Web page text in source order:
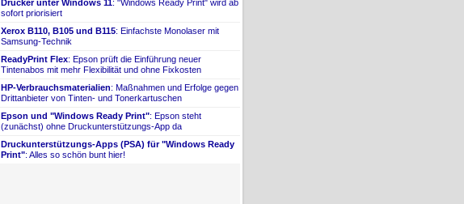
Drucker unter Windows 11: "Windows Ready Print" wird ab
sofort priorisiert
Xerox B110, B105 und B115: Einfachste Monolaser mit
Samsung-​Technik
ReadyPrint Flex: Epson prüft die Einführung neuer
Tintenabos mit mehr Flexibilität und ohne Fixkosten
HP-​Verbrauchsmaterialien: Maßnahmen und Erfolge gegen
Drittanbieter von Tinten- ​ und Tonerkartuschen
Epson und "Windows Ready Print": Epson steht
(zunächst) ohne Druckunterstützungs-​App da
Druckunterstützungs-​Apps (PSA) für "Windows Ready
Print": Alles so schön bunt hier!